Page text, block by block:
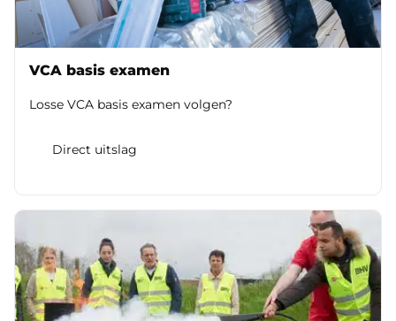
VCA basis examen
Losse VCA basis examen volgen?
Direct uitslag